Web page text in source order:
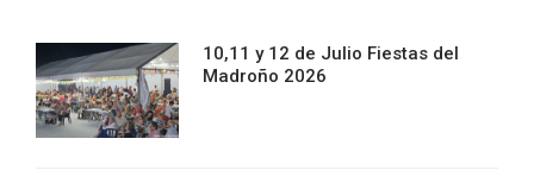
10,11 y 12 de Julio Fiestas del
Madroño 2026